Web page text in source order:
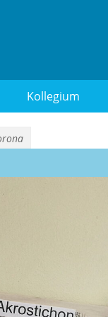
Kollegium